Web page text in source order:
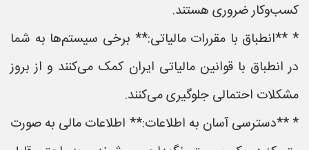
کسب‌وکار ضروری هستند.
* **انطباق با مقررات مالیاتی:** برخی سیستم‌ها به شما
در انطباق با قوانین مالیاتی ایران کمک می‌کنند و از بروز
مشکلات احتمالی جلوگیری می‌کنند.
* **دسترسی آسان به اطلاعات:** اطلاعات مالی به صورت